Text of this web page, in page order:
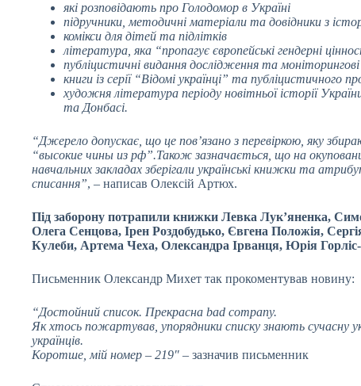
які розповідають про Голодомор в Україні
підручники, методичні матеріали та довідники з
комікси для дітей та підлітків
література, яка “пропагує європейські гендерні
публіцистичні видання дослідження та
книги із серії “Відомі українці” та публіцистичного
художня література періоду новітньої історії
та Донбасі.
“Джерело допускає, що це пов’язано з перевіркою, яку
“высокие чины из рф”.Також зазначається, що на
навчальних закладах зберігали українські книжки та
списання”, – написав Олексій Артюх.
Під заборону потрапили книжки Левка Лук’яненка,
Олега Сенцова, Ірен Роздобудько, Євгена Положія,
Кулеби, Артема Чеха, Олександра Ірванця, Юрія
Письменник Олександр Михет так прокоментував новину:
“Достойний список. Прекрасна bad company.
Як хтось пожартував, упорядники списку знають сучасну
українців.
Коротше, мій номер – 219″ – зазначив письменник